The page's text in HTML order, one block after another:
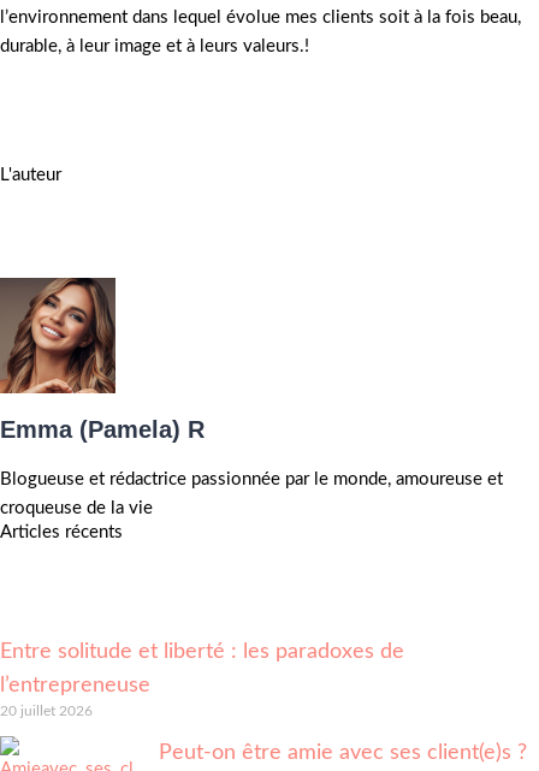
l’environnement dans lequel évolue mes clients soit à la fois beau,
durable, à leur image et à leurs valeurs.!
L'auteur
Emma (Pamela) R
Blogueuse et rédactrice passionnée par le monde, amoureuse et
croqueuse de la vie
Articles récents
Entre solitude et liberté : les paradoxes de
l’entrepreneuse
20 juillet 2026
Peut-on être amie avec ses client(e)s ?